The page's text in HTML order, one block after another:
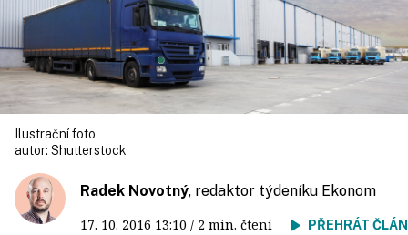
Ilustrační foto
autor: Shutterstock
Radek Novotný, redaktor týdeníku Ekonom
17. 10. 2016 13:10 / 2 min. čtení PŘEHRÁT